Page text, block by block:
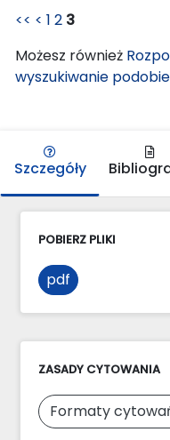
<< < 1 2 3
Możesz również
wyszukiwanie
Szczegóły
POBIERZ PLIKI
pdf
ZASADY CYTOWANIA
Formaty